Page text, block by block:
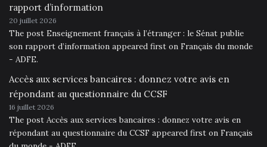
rapport d’information
20 juillet 2026
The post Enseignement français à l’étranger : le Sénat publie
son rapport d’information appeared first on Français du monde
- ADFE.
Accès aux services bancaires : donnez votre avis en
répondant au questionnaire du CCSF
16 juillet 2026
The post Accès aux services bancaires : donnez votre avis en
répondant au questionnaire du CCSF appeared first on Français